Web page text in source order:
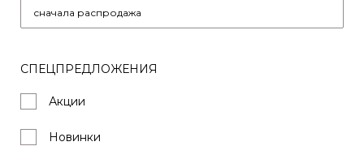
СПЕЦПРЕДЛОЖЕНИЯ
Акции
Новинки